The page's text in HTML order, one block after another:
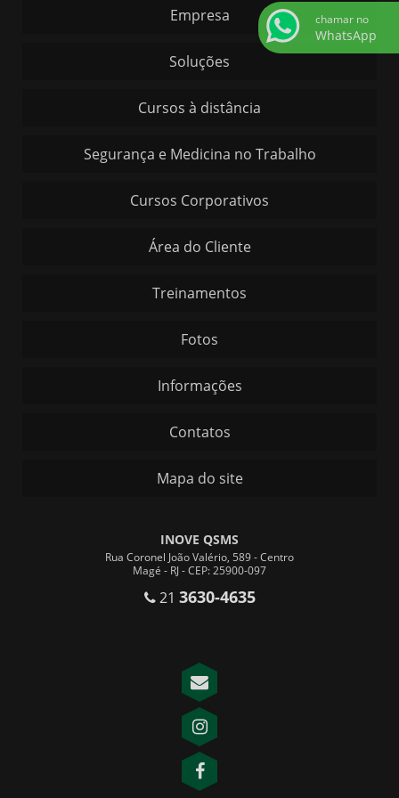
Empresa
Soluções
Cursos à distância
Segurança e Medicina no Trabalho
Cursos Corporativos
Área do Cliente
Treinamentos
Fotos
Informações
Contatos
Mapa do site
INOVE QSMS
Rua Coronel João Valério, 589 - Centro
Magé - RJ - CEP: 25900-097
21 3630-4635
chamar no
WhatsApp